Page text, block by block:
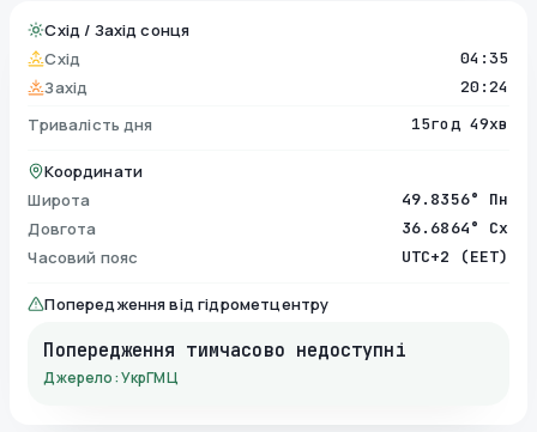
Схід / Захід сонця
Схід
04:35
Захід 20:24
Тривалість дня 15год 49хв
Координати
Широта
49.8356° Пн
Довгота 36.6864° Сх
Часовий пояс UTC+2 (EET)
Попередження від гідрометцентру
Попередження тимчасово недоступні
Джерело: УкрГМЦ